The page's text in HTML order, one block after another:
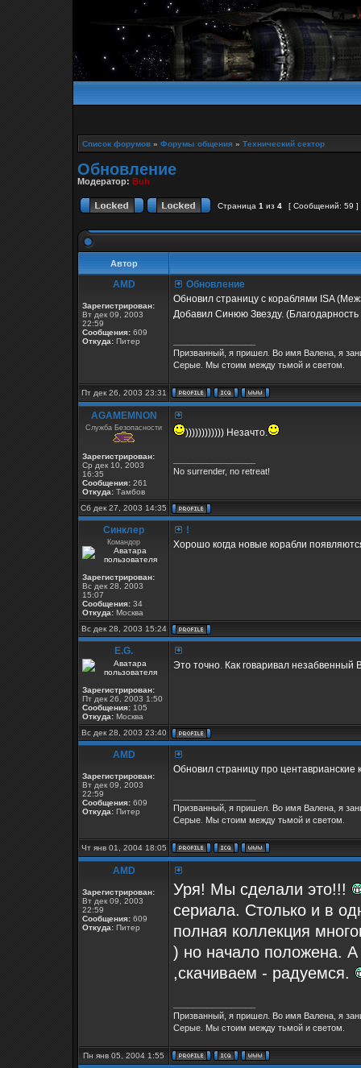
Список форумов » Форумы общения » Технический сектор
Обновление
Модератор: Buh
Страница 1 из 4 [ Сообщений: 59 ]
Автор
AMD
Зарегистрирован:
Вт дек 09, 2003
22:59
Сообщения: 609
Откуда: Питер
Обновление
Обновил страницу с кораблями ISA
Добавил Синюю Звезду.
Призванный, я пришел. Во имя Валена, я
Серые. Мы стоим между тьмой и светом.
Пт дек 26, 2003 23:31
AGAMEMNON
Служба Безопасности
Зарегистрирован:
Ср дек 10, 2003
16:35
Сообщения: 261
Откуда: Тамбов
)))))))))))) Незачто.
No surrender, no retreat!
Сб дек 27, 2003 14:35
Синклер
Командор
Зарегистрирован:
Вс дек 28, 2003
15:07
Сообщения: 34
Откуда: Москва
!
Хорошо когда новые корабли
Вс дек 28, 2003 15:24
E.G.
Зарегистрирован:
Пт дек 26, 2003 1:50
Сообщения: 105
Откуда: Москва
Это точно. Как говаривал
Вс дек 28, 2003 23:40
AMD
Зарегистрирован:
Вт дек 09, 2003
22:59
Сообщения: 609
Откуда: Питер
Обновил страницу про
Призванный, я пришел. Во имя Валена, я
Серые. Мы стоим между тьмой и светом.
Чт янв 01, 2004 18:05
AMD
Зарегистрирован:
Вт дек 09, 2003
22:59
Сообщения: 609
Откуда: Питер
Уря! Мы сделали это!!!
сериала. Столько и в
полная коллекция
) но начало положена.
,скачиваем - радуемся.
Призванный, я пришел. Во имя Валена, я
Серые. Мы стоим между тьмой и светом.
Пн янв 05, 2004 1:55